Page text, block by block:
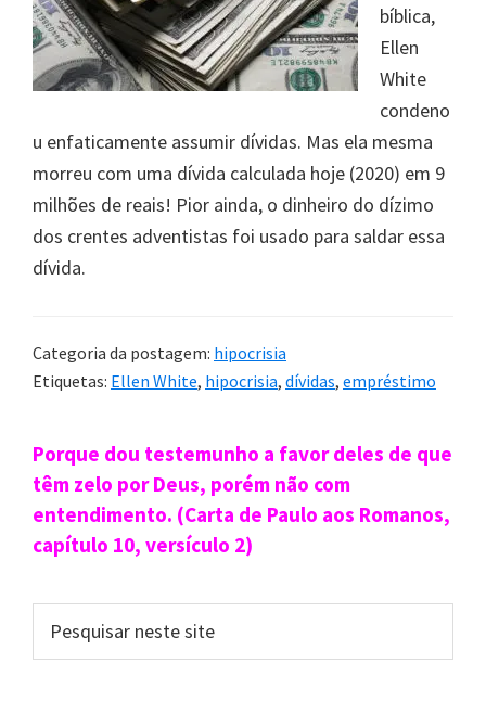
bíblica,
Ellen
White
condeno
u enfaticamente assumir dívidas. Mas ela mesma
morreu com uma dívida calculada hoje (2020) em 9
milhões de reais! Pior ainda, o dinheiro do dízimo
dos crentes adventistas foi usado para saldar essa
dívida.
Categoria da postagem: hipocrisia
Etiquetas: Ellen White, hipocrisia, dívidas, empréstimo
Sidebar
primária
Porque dou testemunho a favor deles de que
têm zelo por Deus, porém não com
entendimento. (Carta de Paulo aos Romanos,
capítulo 10, versículo 2)
neste